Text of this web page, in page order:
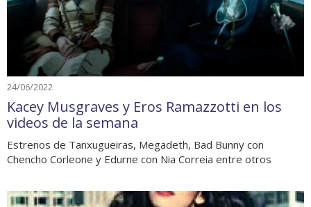
24/06/2022
Kacey Musgraves y Eros Ramazzotti en los
videos de la semana
Estrenos de Tanxugueiras, Megadeth, Bad Bunny con
Chencho Corleone y Edurne con Nia Correia entre otros